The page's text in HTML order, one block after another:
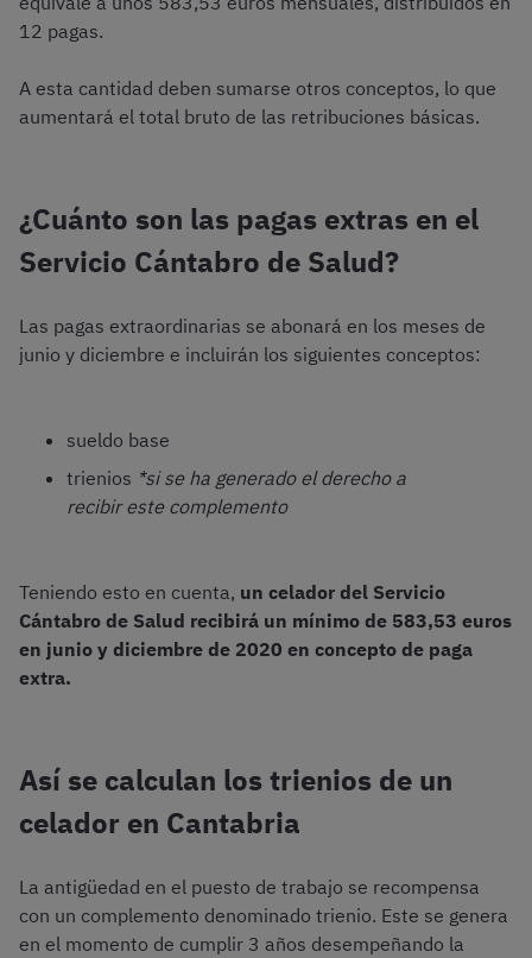
12 pagas.
A esta cantidad deben sumarse otros conceptos, lo que
aumentará el total bruto de las retribuciones básicas.
¿Cuánto son las pagas extras en el
Servicio Cántabro de Salud?
Las pagas extraordinarias se abonará en los meses de
junio y diciembre e incluirán los siguientes conceptos:
sueldo base
trienios *si se ha generado el derecho a
recibir este complemento
Teniendo esto en cuenta, un celador del Servicio
Cántabro de Salud recibirá un mínimo de 583,53 euros
en junio y diciembre de 2020 en concepto de paga
extra.
Así se calculan los trienios de un
celador en Cantabria
La antigüedad en el puesto de trabajo se recompensa
con un complemento denominado trienio. Este se genera
en el momento de cumplir 3 años desempeñando la